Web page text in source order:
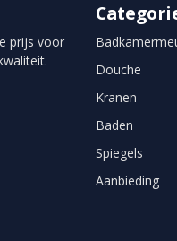
prijs voor
Douche
Kranen
Baden
Spiegels
Aanbieding